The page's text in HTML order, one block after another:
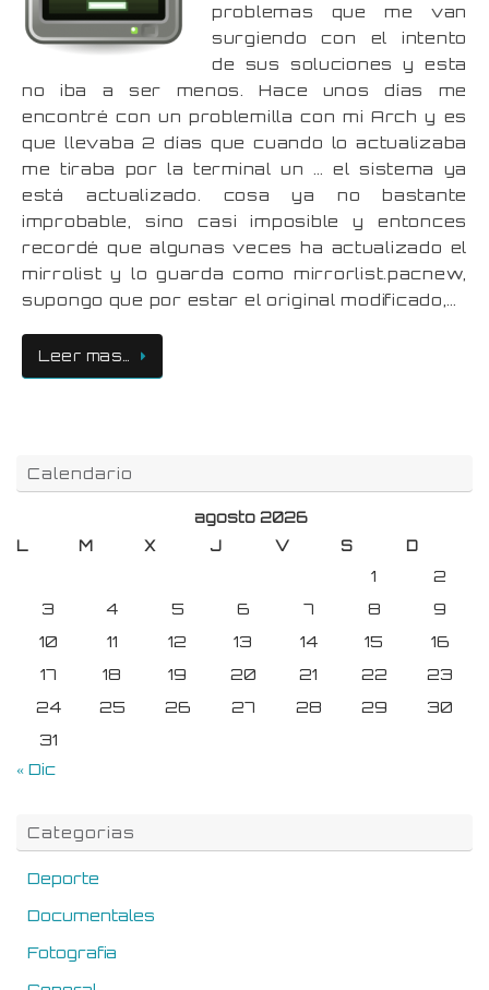
problemas que me van
surgiendo con el intento
de sus soluciones y esta
no iba a ser menos. Hace unos días me
encontré con un problemilla con mi Arch y es
que llevaba 2 días que cuando lo actualizaba
me tiraba por la terminal un … el sistema ya
está actualizado. cosa ya no bastante
improbable, sino casi imposible y entonces
recordé que algunas veces ha actualizado el
mirrolist y lo guarda como mirrorlist.pacnew,
supongo que por estar el original modificado,…
Leer mas…
Calendario
agosto 2026
L
M X J V S D
1
2
3
4 5 6 7 8
9
10
11 12 13 14 15
16
17
18 19 20 21 22
23
24
25 26 27 28 29
30
31
« Dic
Categorias
Deporte
Documentales
Fotografia